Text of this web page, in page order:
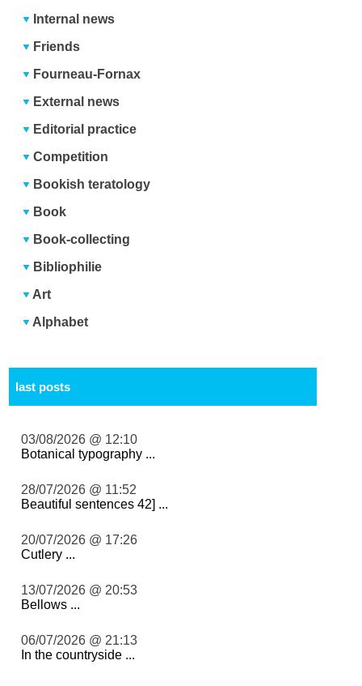
Internal news
Friends
Fourneau-Fornax
External news
Editorial practice
Competition
Bookish teratology
Book
Book-collecting
Bibliophilie
Art
Alphabet
last posts
03/08/2026 @ 12:10
Botanical typography ...
28/07/2026 @ 11:52
Beautiful sentences 42] ...
20/07/2026 @ 17:26
Cutlery ...
13/07/2026 @ 20:53
Bellows ...
06/07/2026 @ 21:13
In the countryside ...